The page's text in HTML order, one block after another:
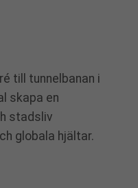
till tunnelbanan i
skapa en
stadsliv
globala hjältar.